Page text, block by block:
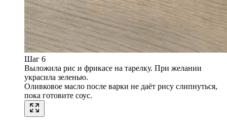
Шаг 6
Выложила рис и фрикасе на тарелку. При желании
украсила зеленью.
Оливковое масло после варки не даёт рису слипнуться,
пока готовите соус.